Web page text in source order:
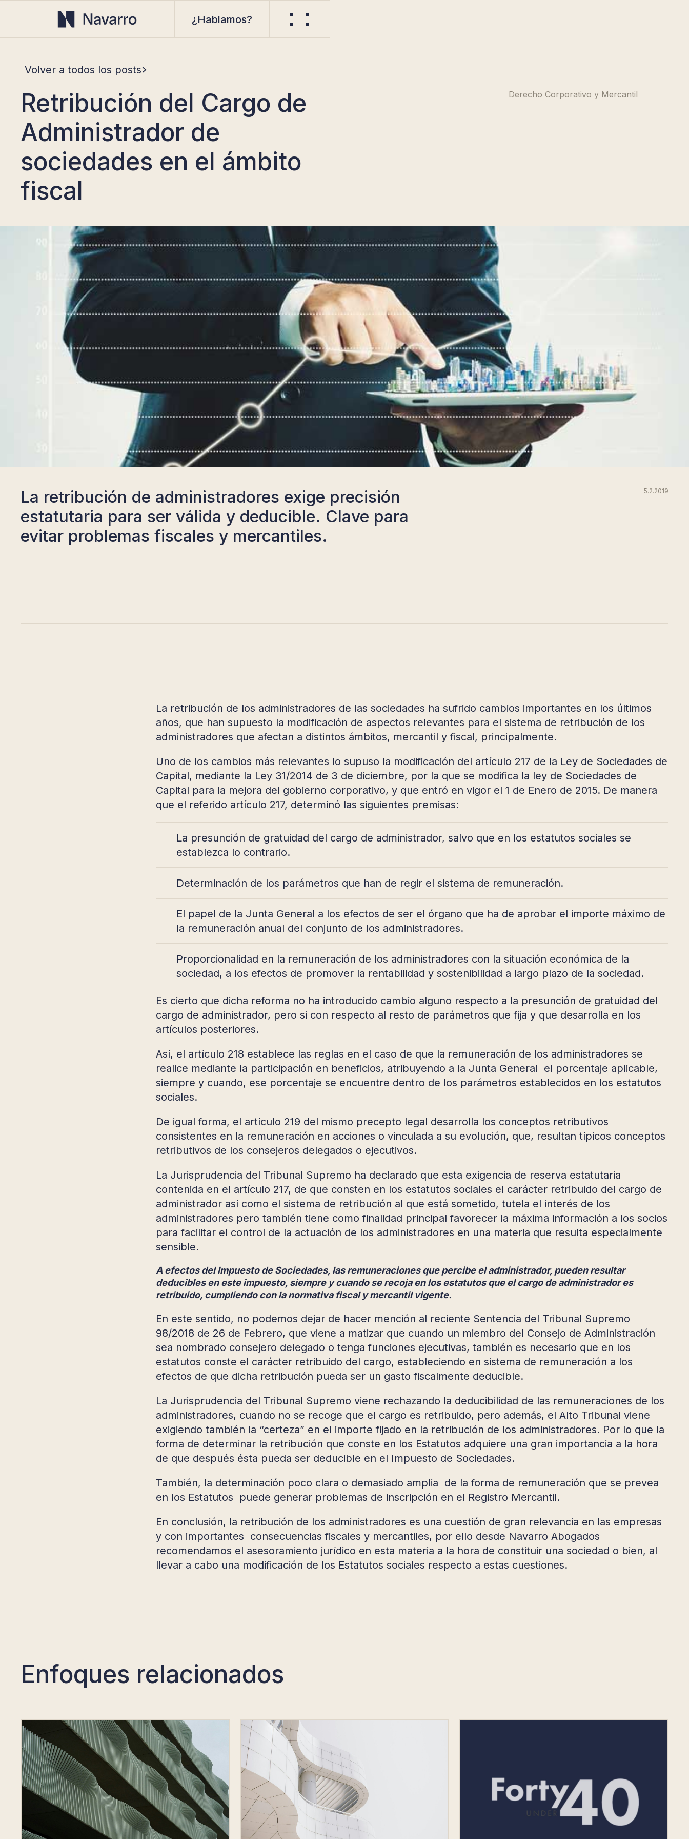
¿Hablamos?
Volver a todos los posts
Retribución del Cargo de
Administrador de
sociedades en el ámbito
fiscal
Derecho Corporativo y Mercantil
La retribución de administradores exige precisión
estatutaria para ser válida y deducible. Clave para
evitar problemas fiscales y mercantiles.
5.2.2019
La retribución de los administradores de las sociedades ha sufrido cambios importantes en los últimos
años, que han supuesto la modificación de aspectos relevantes para el sistema de retribución de los
administradores que afectan a distintos ámbitos, mercantil y fiscal, principalmente.
Uno de los cambios más relevantes lo supuso la modificación del artículo 217 de la Ley de Sociedades de
Capital, mediante la Ley 31/2014 de 3 de diciembre, por la que se modifica la ley de Sociedades de
Capital para la mejora del gobierno corporativo, y que entró en vigor el 1 de Enero de 2015. De manera
que el referido artículo 217, determinó las siguientes premisas:
La presunción de gratuidad del cargo de administrador, salvo que en los estatutos sociales se
establezca lo contrario.
Determinación de los parámetros que han de regir el sistema de remuneración.
El papel de la Junta General a los efectos de ser el órgano que ha de aprobar el importe máximo de
la remuneración anual del conjunto de los administradores.
Proporcionalidad en la remuneración de los administradores con la situación económica de la
sociedad, a los efectos de promover la rentabilidad y sostenibilidad a largo plazo de la sociedad.
Es cierto que dicha reforma no ha introducido cambio alguno respecto a la presunción de gratuidad del
cargo de administrador, pero si con respecto al resto de parámetros que fija y que desarrolla en los
artículos posteriores.
Así, el artículo 218 establece las reglas en el caso de que la remuneración de los administradores se
realice mediante la participación en beneficios, atribuyendo a la Junta General el porcentaje aplicable,
siempre y cuando, ese porcentaje se encuentre dentro de los parámetros establecidos en los estatutos
sociales.
De igual forma, el artículo 219 del mismo precepto legal desarrolla los conceptos retributivos
consistentes en la remuneración en acciones o vinculada a su evolución, que, resultan típicos conceptos
retributivos de los consejeros delegados o ejecutivos.
La Jurisprudencia del Tribunal Supremo ha declarado que esta exigencia de reserva estatutaria
contenida en el artículo 217, de que consten en los estatutos sociales el carácter retribuido del cargo de
administrador así como el sistema de retribución al que está sometido, tutela el interés de los
administradores pero también tiene como finalidad principal favorecer la máxima información a los socios
para facilitar el control de la actuación de los administradores en una materia que resulta especialmente
sensible.
A efectos del Impuesto de Sociedades, las remuneraciones que percibe el administrador, pueden resultar
deducibles en este impuesto, siempre y cuando se recoja en los estatutos que el cargo de administrador es
retribuido, cumpliendo con la normativa fiscal y mercantil vigente.
En este sentido, no podemos dejar de hacer mención al reciente Sentencia del Tribunal Supremo
98/2018 de 26 de Febrero, que viene a matizar que cuando un miembro del Consejo de Administración
sea nombrado consejero delegado o tenga funciones ejecutivas, también es necesario que en los
estatutos conste el carácter retribuido del cargo, estableciendo en sistema de remuneración a los
efectos de que dicha retribución pueda ser un gasto fiscalmente deducible.
La Jurisprudencia del Tribunal Supremo viene rechazando la deducibilidad de las remuneraciones de los
administradores, cuando no se recoge que el cargo es retribuido, pero además, el Alto Tribunal viene
exigiendo también la “certeza” en el importe fijado en la retribución de los administradores. Por lo que la
forma de determinar la retribución que conste en los Estatutos adquiere una gran importancia a la hora
de que después ésta pueda ser deducible en el Impuesto de Sociedades.
También, la determinación poco clara o demasiado amplia de la forma de remuneración que se prevea
en los Estatutos puede generar problemas de inscripción en el Registro Mercantil.
En conclusión, la retribución de los administradores es una cuestión de gran relevancia en las empresas
y con importantes consecuencias fiscales y mercantiles, por ello desde Navarro Abogados
recomendamos el asesoramiento jurídico en esta materia a la hora de constituir una sociedad o bien, al
llevar a cabo una modificación de los Estatutos sociales respecto a estas cuestiones.
Enfoques relacionados